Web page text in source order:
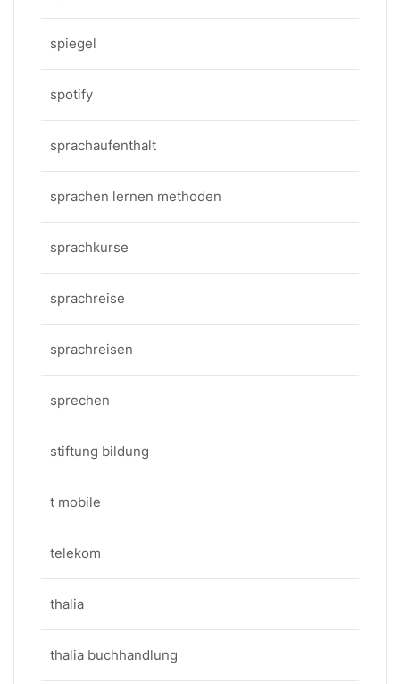
spiegel
spotify
sprachaufenthalt
sprachen lernen methoden
sprachkurse
sprachreise
sprachreisen
sprechen
stiftung bildung
t mobile
telekom
thalia
thalia buchhandlung